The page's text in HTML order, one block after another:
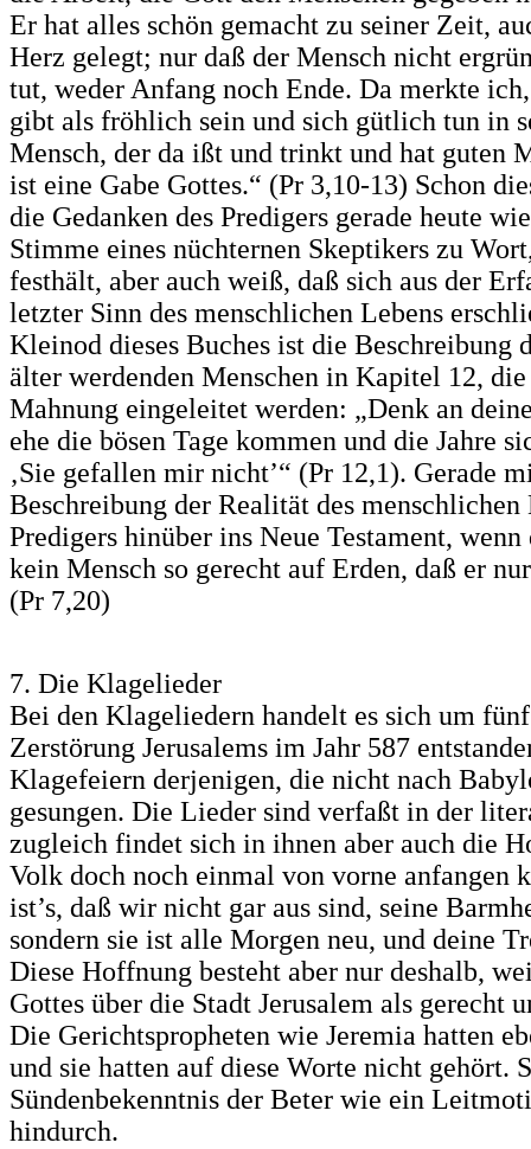
Er hat alles schön gemacht zu seiner Zeit,
Herz gelegt; nur daß der Mensch nicht
tut, weder Anfang noch Ende. Da merkte
gibt als fröhlich sein und sich gütlich tun in
Mensch, der da ißt und trinkt und hat guten
ist eine Gabe Gottes.“ (Pr 3,10-13) Schon
die Gedanken des Predigers gerade heute
Stimme eines nüchternen Skeptikers zu
festhält, aber auch weiß, daß sich aus der
letzter Sinn des menschlichen Lebens
Kleinod dieses Buches ist die Beschreibung
älter werdenden Menschen in Kapitel 12,
Mahnung eingeleitet werden: „Denk an
ehe die bösen Tage kommen und die Jahre
‚Sie gefallen mir nicht’“ (Pr 12,1). Gerade
Beschreibung der Realität des menschlichen
Predigers hinüber ins Neue Testament,
kein Mensch so gerecht auf Erden, daß er
(Pr 7,20)
7. Die Klagelieder
Bei den Klageliedern handelt es sich um
Zerstörung Jerusalems im Jahr 587
Klagefeiern derjenigen, die nicht nach
gesungen. Die Lieder sind verfaßt in der
zugleich findet sich in ihnen aber auch die
Volk doch noch einmal von vorne anfangen
ist’s, daß wir nicht gar aus sind, seine
sondern sie ist alle Morgen neu, und deine
Diese Hoffnung besteht aber nur deshalb,
Gottes über die Stadt Jerusalem als gerecht
Die Gerichtspropheten wie Jeremia hatten
und sie hatten auf diese Worte nicht gehört.
Sündenbekenntnis der Beter wie ein
hindurch.